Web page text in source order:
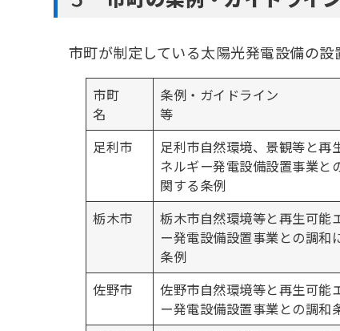
市町が制定している太陽光発電設備の設
市町
名
条例・ガイドライン
足利市
足利市自然環境、景観等と再
ネルギー発電設備設置事業と
関する条例
栃木市
栃木市自然環境等と再生可能
ー発電設備設置事業との調和
条例
佐野市
佐野市自然環境等と再生可能
ー発電設備設置事業との調和